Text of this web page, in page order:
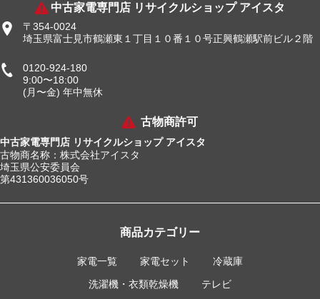
中古家電専門店 リサイクルショップ アイスタ
〒354-0024
埼玉県富士見市鶴瀬東１丁目１０番１０号正興鶴瀬駅前ビル２階
0120-924-180
9:00〜18:00
(月〜金) 年中無休
古物商許可
中古家電専門店 リサイクルショップ アイスタ
古物商名称：株式会社アイスタ
埼玉県公安委員会
第431360036050号
商品カテゴリー
家電一覧 家電セット
冷蔵庫
洗濯機・衣類乾燥機
テレビ